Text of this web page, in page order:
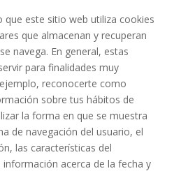
que este sitio web utiliza cookies
que almacenan y recuperan
navega. En general, estas
para finalidades muy
reconocerte como
sobre tus hábitos de
la forma en que se muestra
de navegación del usuario, el
las características del
acerca de la fecha y